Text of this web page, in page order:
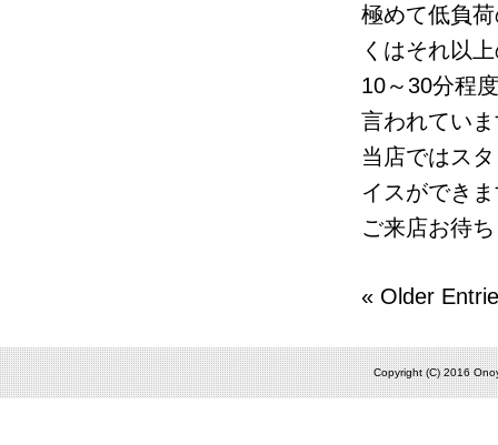
極めて低負
くはそれ以
10～30分程
言われてい
当店ではス
イスができ
ご来店お待
« Older
Copyright (C) 2016